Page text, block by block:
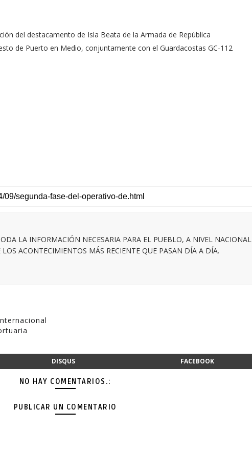
del destacamento de Isla Beata de la Armada de República
de Puerto en Medio, conjuntamente con el Guardacostas GC-112
LA INFORMACIÓN NECESARIA PARA EL PUEBLO, A NIVEL NACIONAL
ACONTECIMIENTOS MÁS RECIENTE QUE PASAN DÍA A DÍA.
DISQUS FACEBOOK
NO HAY COMENTARIOS.:
PUBLICAR UN COMENTARIO